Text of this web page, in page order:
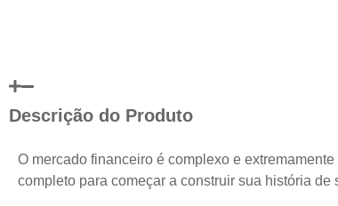
Descrição do Produto
O mercado financeiro é complexo e
completo para começar a construir sua história de